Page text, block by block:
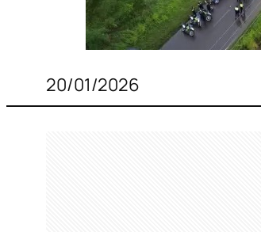
20/01/2026